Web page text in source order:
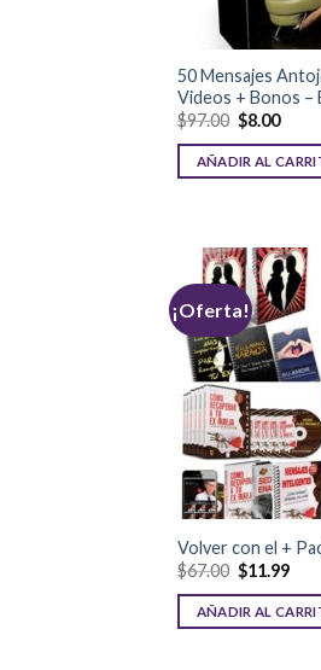
50 Mensajes
Videos + Bonos –
$97.00 $8.00
AÑADIR AL
¡Oferta!
Volver con el +
$67.00 $11.99
AÑADIR AL